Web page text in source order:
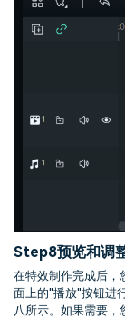
Step8预览和调
在特效制作完成后，
面上的"播放"按钮进
八所示。如果需要，